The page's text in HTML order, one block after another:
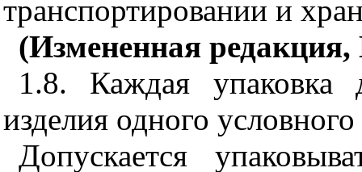
транспортировании и
(Измененная
1.8. Каждая упаковка
изделия одного
Допускается